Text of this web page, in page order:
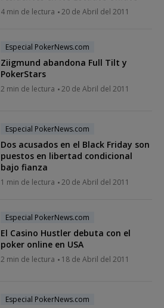
4 min de lectura 20 de Abril del 2011
Especial PokerNews.com
Ziigmund abandona Full Tilt y
PokerStars
2 min de lectura 20 de Abril del 2011
Especial PokerNews.com
Dos acusados en el Black Friday son
puestos en libertad condicional
bajo fianza
1 min de lectura 20 de Abril del 2011
Especial PokerNews.com
El Casino Hustler debuta con el
poker online en USA
2 min de lectura 18 de Abril del 2011
Especial PokerNews.com